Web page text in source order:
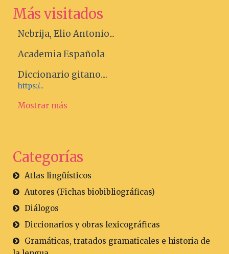
Más visitados
Nebrija, Elio Antonio...
Academia Española
Diccionario gitano....
https:/...
Mostrar más
Categorías
Atlas lingüísticos
Autores (Fichas biobibliográficas)
Diálogos
Diccionarios y obras lexicográficas
Gramáticas, tratados gramaticales e historia de